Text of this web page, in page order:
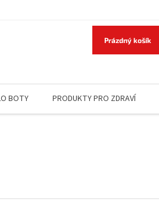
Prázdný košík
BOTY PRODUKTY PRO ZDRAVÍ